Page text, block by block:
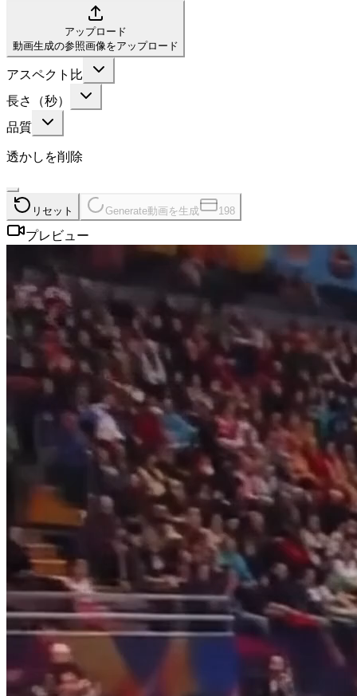
アップロード
動画生成の参照画像をアップロード
アスペクト比
長さ（秒）
品質
透かしを削除
リセット Generate動画を生成 198
プレビュー